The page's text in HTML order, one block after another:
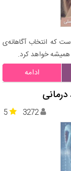
که انتخاب آگاهانه‌ی
همیشه خواهد کرد.
ادامه
5 3272